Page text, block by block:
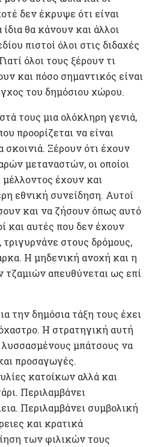
δεν έκρυψε ότι είναι
θα κάνουν και άλλοι
πιστοί όλοι στις διδαχές
όλοι τους ξέρουν τι
και πόσο σημαντικός είναι
του δημόσιου χώρου.
τους μια ολόκληρη γενιά,
προορίζεται να είναι
Ξέρουν ότι έχουν
μεταναστών, οι οποίοι
έχουν και
εθνική συνείδηση. Αυτοί
και να ζήσουν όπως αυτό
και αυτές που δεν έχουν
τριγυρνάνε στους δρόμους,
Η μηδενική ανοχή και η
απευθύνεται ως επί
την δημόσια τάξη τους έχει
Η στρατηγική αυτή
λυσσασμένους μπάτσους να
προσαγωγές.
κατοίκων αλλά και
Περιλαμβάνει
Περιλαμβάνει συμβολική
και κρατικά
των φιλικών τους